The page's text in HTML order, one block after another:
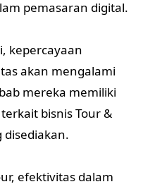
pemasaran digital.
kepercayaan
akan mengalami
mereka memiliki
bisnis Tour &
disediakan.
efektivitas dalam